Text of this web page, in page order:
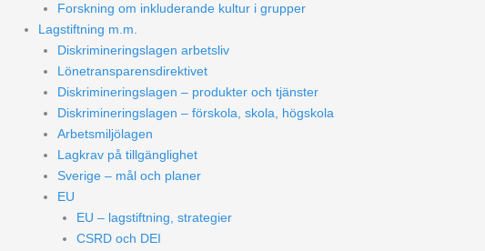
Forskning om inkluderande kultur i grupper
Lagstiftning m.m.
Diskrimineringslagen arbetsliv
Lönetransparensdirektivet
Diskrimineringslagen – produkter och tjänster
Diskrimineringslagen – förskola, skola, högskola
Arbetsmiljölagen
Lagkrav på tillgänglighet
Sverige – mål och planer
EU
EU – lagstiftning, strategier
CSRD och DEI